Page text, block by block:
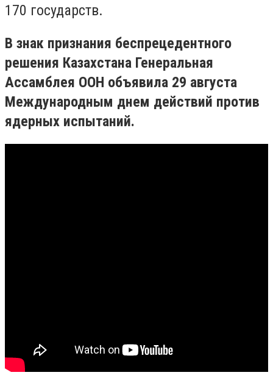
170 государств.
В знак признания беспрецедентного
решения Казахстана Генеральная
Ассамблея ООН объявила 29 августа
Международным днем действий против
ядерных испытаний.